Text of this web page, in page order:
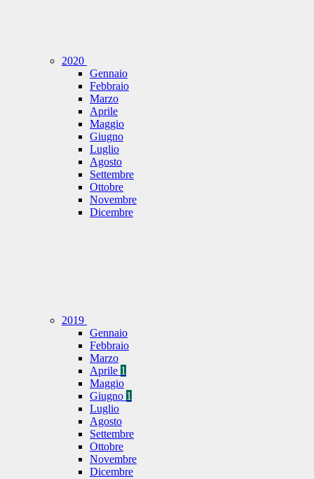
2020
Gennaio
Febbraio
Marzo
Aprile
Maggio
Giugno
Luglio
Agosto
Settembre
Ottobre
Novembre
Dicembre
2019
Gennaio
Febbraio
Marzo
Aprile 1
Maggio
Giugno 1
Luglio
Agosto
Settembre
Ottobre
Novembre
Dicembre